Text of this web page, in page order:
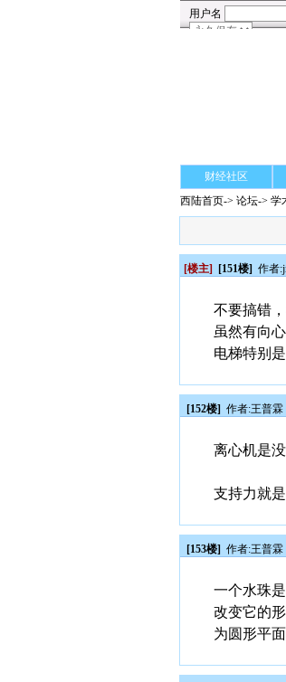
财经社区
西陆首页-> 论坛-> 学
[楼主] [151楼] 作者:
不要搞错
虽然有向
电梯特别
[152楼] 作者:王普霖
离心机是
支持力就
[153楼] 作者:王普霖
一个水珠
改变它的
为圆形平